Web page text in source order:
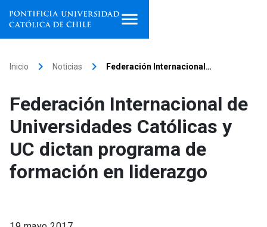
Facultades, escuelas e
institutos
Investigación
Inicio keyboard_arrow_right Noticias keyboard_arrow_right Federación Internacional…
Federación Internacional de
Universidades Católicas y
UC dictan programa de
formación en liderazgo